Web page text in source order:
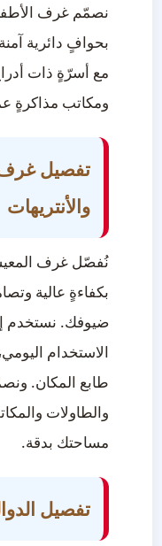
نصمّم غرف
بحوافٍ دائرية
مع أسرّةٍ ذات
ومكاتب مذاكرةٍ
تفصيل غرف
والأنتريهات
نُفصّل غرف
بكفاءةٍ عالية
ضيوفك. نستخدم
الاستخدام
طابع المكان.
والطاولات
مساحتك بدقة.
تفصيل